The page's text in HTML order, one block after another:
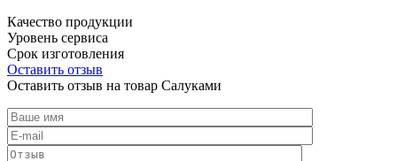
Качество продукции
Уровень сервиса
Срок изготовления
Оставить отзыв
Оставить отзыв на товар Салуками